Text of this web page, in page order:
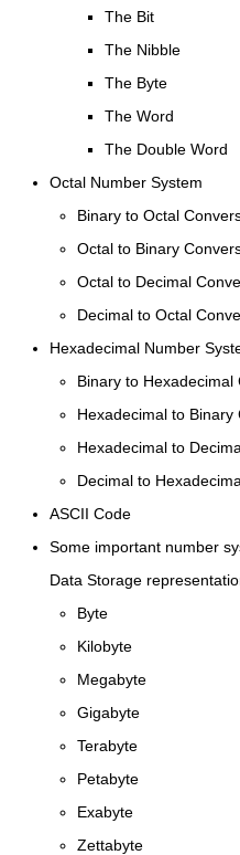
The Bit
The Nibble
The Byte
The Word
The Double Word
Octal Number System
Binary to Octal
Octal to Binary
Octal to Decimal
Decimal to Octal
Hexadecimal Number
Binary to Hexadecimal
Hexadecimal to Binary
Hexadecimal to
Decimal to
ASCII Code
Some important number
Data Storage
Byte
Kilobyte
Megabyte
Gigabyte
Terabyte
Petabyte
Exabyte
Zettabyte